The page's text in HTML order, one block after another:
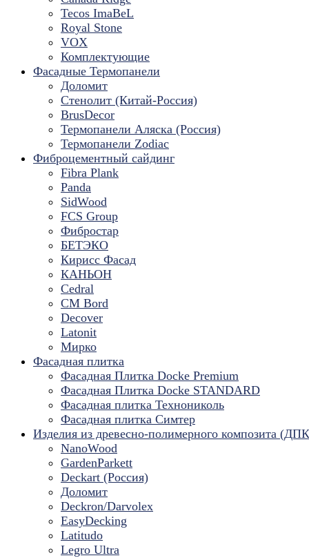
Tecos ImaBeL
Royal Stone
VOX
Комплектующие
Фасадные Термопанели
Доломит
Стенолит (Китай-Россия)
BrusDecor
Термопанели Аляска (Россия)
Термопанели Zodiac
Фиброцементный сайдинг
Fibra Plank
Panda
SidWood
FCS Group
Фибростар
БЕТЭКО
Кирисс Фасад
КАНЬОН
Cedral
CM Bord
Decover
Latonit
Мирко
Фасадная плитка
Фасадная Плитка Docke Premium
Фасадная Плитка Docke STANDARD
Фасадная плитка Технониколь
Фасадная плитка Симтер
Изделия из древесно-полимерного композита
NanoWood
GardenParkett
Deckart (Россия)
Доломит
Deckron/Darvolex
EasyDecking
Latitudo
Legro Ultra